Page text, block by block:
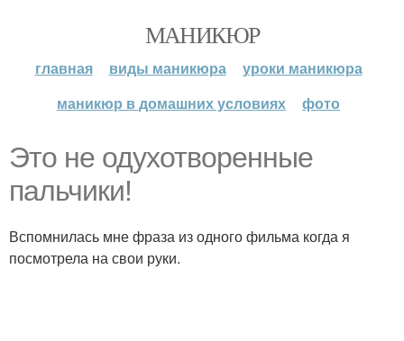
МАНИКЮР
главная виды маникюра
уроки маникюра
маникюр в домашних условиях
фото
Это не одухотворенные
пальчики!
Вспомнилась мне фраза из одного фильма когда я
посмотрела на свои руки.